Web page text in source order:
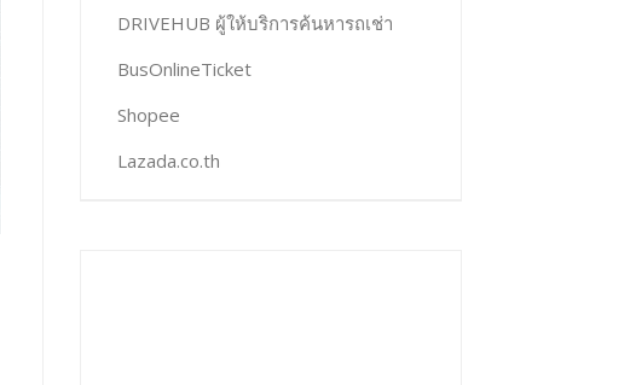
DRIVEHUB ผู้ให้บริการค้นหารถเช่า
BusOnlineTicket
Shopee
Lazada.co.th